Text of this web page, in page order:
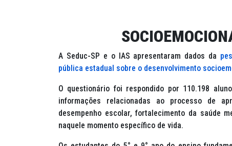
A Seduc-SP e o IAS apresentaram dados da
pública estadual sobre o desenvolvimento
O questionário foi respondido por 110.198
informações relacionadas ao processo de
desempenho escolar, fortalecimento da saúde
naquele momento específico de vida.